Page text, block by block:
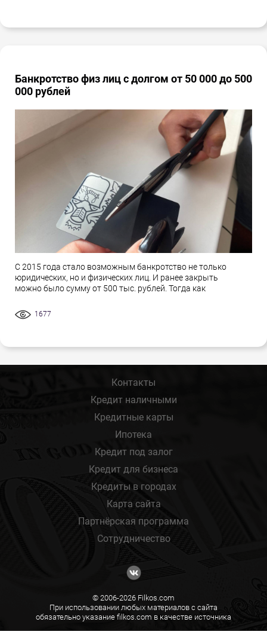
Банкротство физ лиц с долгом от 50 000 до 500
000 рублей
С 2015 года стало возможным банкротство не только
юридических, но и физических лиц. И ранее закрыть
можно было сумму от 500 тыс. рублей. Тогда как
1677
Контакты
Кредит наличными
Кредитные карты
Ипотека
Кредит под залог
Кредит для бизнеса
Кредиты в городах
Карта сайта
Партнёрская программа
Сотрудничество
© 2006-2026 Filkos.com
При использовании любых материалов с сайта
обязательно указание filkos.com в качестве источника